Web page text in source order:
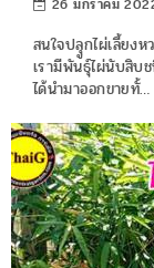
26 มกราคม
สนใจปลุูกไผ่เลี้ยง
เรามีพันธุ์ไผ่นับสิบ
ได้นำมาออกขายทั้…